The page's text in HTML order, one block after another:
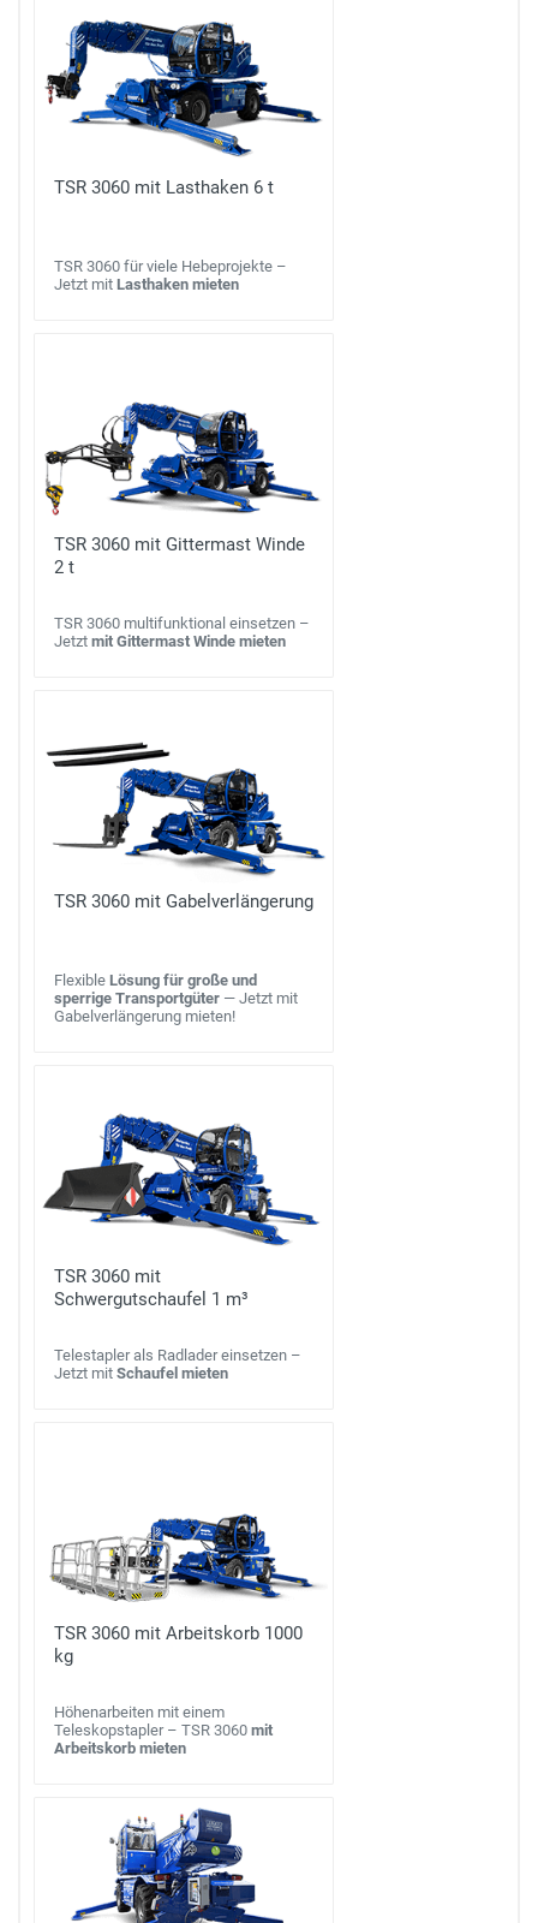
TSR 3060 mit Lasthaken 6 t
TSR 3060 für viele Hebeprojekte –
Jetzt mit Lasthaken mieten
TSR 3060 mit Gittermast Winde
2 t
TSR 3060 multifunktional einsetzen –
Jetzt mit Gittermast Winde mieten
TSR 3060 mit Gabelverlängerung
Flexible Lösung für große und
sperrige Transportgüter — Jetzt mit
Gabelverlängerung mieten!
TSR 3060 mit
Schwergutschaufel 1 m³
Telestapler als Radlader einsetzen –
Jetzt mit Schaufel mieten
TSR 3060 mit Arbeitskorb 1000
kg
Höhenarbeiten mit einem
Teleskopstapler – TSR 3060 mit
Arbeitskorb mieten